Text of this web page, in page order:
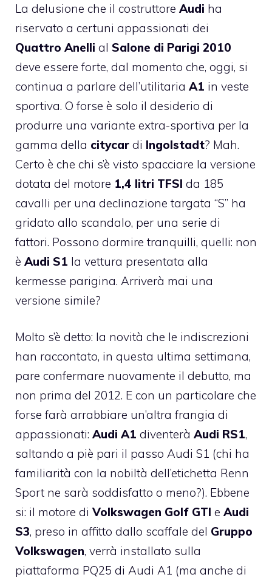
La delusione che il costruttore Audi ha
riservato a certuni appassionati dei
Quattro Anelli al Salone di Parigi 2010
deve essere forte, dal momento che, oggi, si
continua a parlare dell’utilitaria A1 in veste
sportiva. O forse è solo il desiderio di
produrre una variante extra-sportiva per la
gamma della citycar di Ingolstadt? Mah.
Certo è che chi s’è visto spacciare la versione
dotata del motore 1,4 litri TFSI da 185
cavalli per una declinazione targata “S” ha
gridato allo scandalo, per una serie di
fattori. Possono dormire tranquilli, quelli: non
è Audi S1 la vettura presentata alla
kermesse parigina. Arriverà mai una
versione simile?
Molto s’è detto: la novità che le indiscrezioni
han raccontato, in questa ultima settimana,
pare confermare nuovamente il debutto, ma
non prima del 2012. E con un particolare che
forse farà arrabbiare un’altra frangia di
appassionati: Audi A1 diventerà Audi RS1,
saltando a piè pari il passo Audi S1 (chi ha
familiarità con la nobiltà dell’etichetta Renn
Sport ne sarà soddisfatto o meno?). Ebbene
si: il motore diVolkswagen Golf GTI e Audi
S3, preso in affitto dallo scaffale del Gruppo
Volkswagen, verrà installato sulla
piattaforma PQ25 di Audi A1 (ma anche di